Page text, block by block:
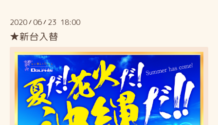
2020/06/ 23 18:00
★新台入替